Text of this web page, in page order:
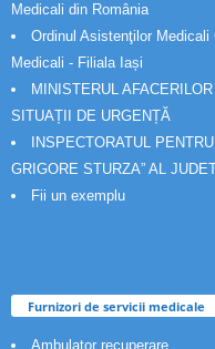
Medicali din România
Ordinul Asistenţilor
Medicali - Filiala Iași
MINISTERUL
SITUAȚII DE URGENȚĂ
INSPECTORATUL
GRIGORE STURZA” AL
Fii un exemplu
Furnizori de servicii medicale
Ambulator recuperare